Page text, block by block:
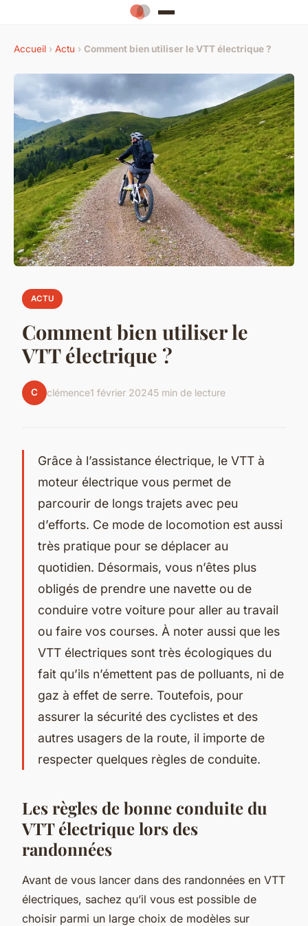
Accueil › Actu › Comment bien utiliser le VTT électrique ?
ACTU
Comment bien utiliser le
VTT électrique ?
C clémence1 février 20245 min de lecture
Grâce à l’assistance électrique, le VTT à
moteur électrique vous permet de
parcourir de longs trajets avec peu
d’efforts. Ce mode de locomotion est aussi
très pratique pour se déplacer au
quotidien. Désormais, vous n’êtes plus
obligés de prendre une navette ou de
conduire votre voiture pour aller au travail
ou faire vos courses. À noter aussi que les
VTT électriques sont très écologiques du
fait qu’ils n’émettent pas de polluants, ni de
gaz à effet de serre. Toutefois, pour
assurer la sécurité des cyclistes et des
autres usagers de la route, il importe de
respecter quelques règles de conduite.
Les règles de bonne conduite du
VTT électrique lors des
randonnées
Avant de vous lancer dans des randonnées en VTT
électriques, sachez qu’il vous est possible de
choisir parmi un large choix de modèles sur